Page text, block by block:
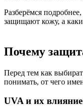
Разберёмся
защищают кожу, а
Почему
Перед тем как
понимать, от чего
UVA и их